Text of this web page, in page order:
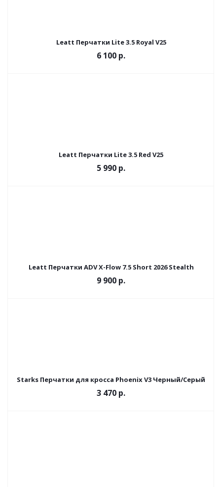
Leatt Перчатки Lite 3.5 Royal V25
6 100 р.
Leatt Перчатки Lite 3.5 Red V25
5 990 р.
Leatt Перчатки ADV X-Flow 7.5 Short 2026 Stealth
9 900 р.
Starks Перчатки для кросса Phoenix V3 Черный/Серый
3 470 р.